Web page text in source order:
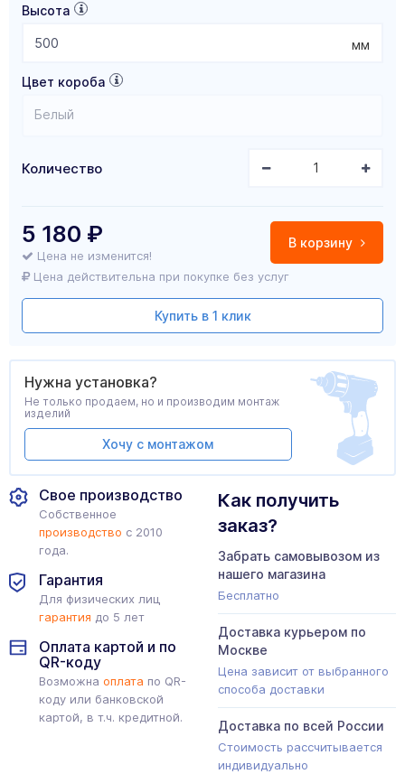
Высота
мм
Цвет короба
Белый
Количество
В корзину
5 180 ₽
Цена не изменится!
Цена действительна при покупке без услуг
Купить в 1 клик
Свое производство
Собственное
производство с 2010
года.
Гарантия
Для физических лиц
гарантия до 5 лет
Оплата картой и по
QR-коду
Возможна оплата по QR-
коду или банковской
картой, в т.ч. кредитной.
Как получить
заказ?
Забрать самовывозом из
нашего магазина
Бесплатно
Доставка курьером по
Москве
Цена зависит от выбранного
способа доставки
Доставка по всей России
Стоимость рассчитывается
индивидуально
Нужна установка?
Не только продаем, но и производим монтаж
изделий
Хочу с монтажом